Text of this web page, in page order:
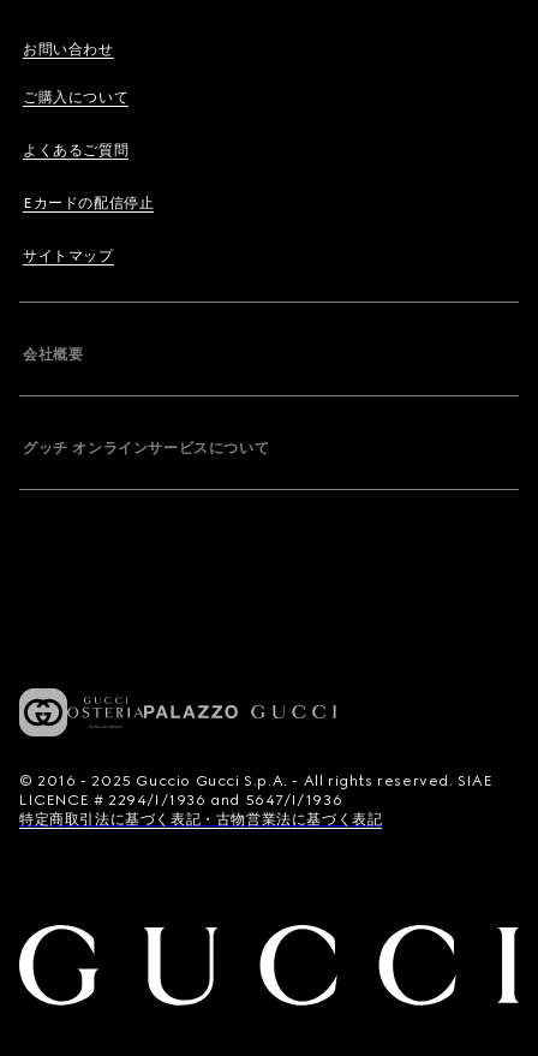
お問い合わせ
ご購入について
よくあるご質問
Eカードの配信停止
サイトマップ
会社概要
グッチ オンラインサービスについて
© 2016 - 2025 Guccio Gucci S.p.A. - All rights reserved. SIAE
LICENCE # 2294/I/1936 and 5647/I/1936
特定商取引法に基づく表記・古物営業法に基づく表記